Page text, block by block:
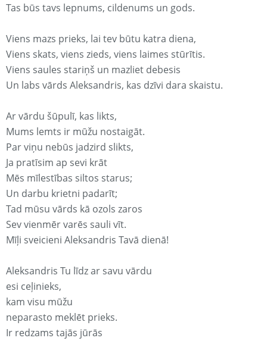
Tas būs tavs lepnums, cildenums un gods.
Viens mazs prieks, lai tev būtu katra diena,
Viens skats, viens zieds, viens laimes stūrītis.
Viens saules stariņš un mazliet debesis
Un labs vārds Aleksandris, kas dzīvi dara skaistu.
Ar vārdu šūpulī, kas likts,
Mums lemts ir mūžu nostaigāt.
Par viņu nebūs jadzird slikts,
Ja pratīsim ap sevi krāt
Mēs mīlestības siltos starus;
Un darbu krietni padarīt;
Tad mūsu vārds kā ozols zaros
Sev vienmēr varēs sauli vīt.
Mīļi sveicieni Aleksandris Tavā dienā!
Aleksandris Tu līdz ar savu vārdu
esi ceļinieks,
kam visu mūžu
neparasto meklēt prieks.
Ir redzams tajās jūrās